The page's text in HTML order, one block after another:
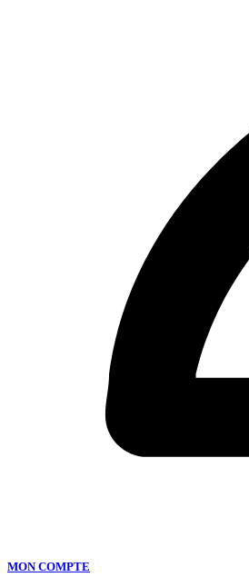
MON COMPTE